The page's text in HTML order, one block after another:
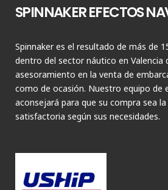
SPINNAKER EFECTOS
Spinnaker es el resultado de más de
dentro del sector náutico en Valencia
asesoramiento en la venta de
como de ocasión. Nuestro equipo de
aconsejará para que su compra sea
satisfactoria según sus necesidades.